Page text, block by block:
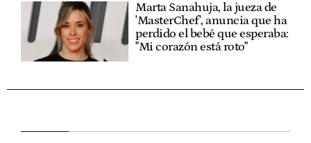
Marta Sanahuja, la jueza de
'MasterChef', anuncia que ha
perdido el bebé que esperaba:
"Mi corazón está roto"